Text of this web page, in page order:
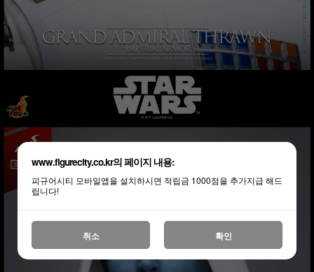
www.figurecity.co.kr의 페이지 내용:
피규어시티 모바일앱을 설치하시면 적립금 1000점을 추가지급 해드
립니다!
취소 확인